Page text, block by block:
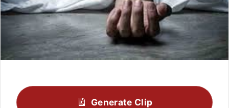
Generate Clip